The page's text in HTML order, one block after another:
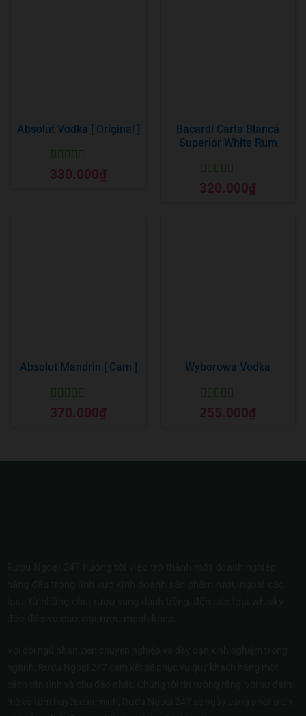
Absolut Vodka [ Original ]
Được xếp
hạng55 sao
330.000₫
Bacardi Carta Blanca
Superior White Rum
Được xếp
hạng55 sao
320.000₫
Absolut Mandrin [ Cam ]
Được xếp
hạng55 sao
370.000₫
Wyborowa Vodka
Được xếp
hạng55 sao
255.000₫